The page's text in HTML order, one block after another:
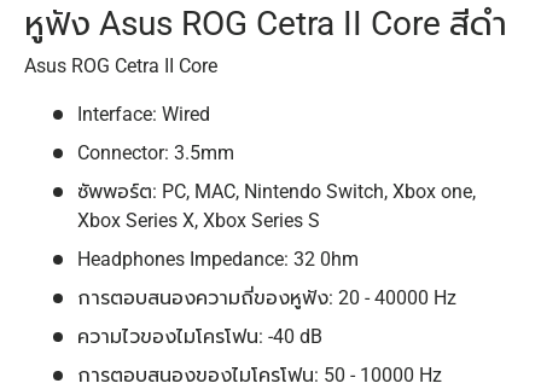
หูฟัง Asus ROG Cetra II Core สีดำ
Asus ROG Cetra II Core
Interface: Wired
Connector: 3.5mm
ซัพพอร์ต: PC, MAC, Nintendo Switch, Xbox one,
Xbox Series X, Xbox Series S
Headphones Impedance: 32 0hm
การตอบสนองความถี่ของหูฟัง: 20 - 40000 Hz
ความไวของไมโครโฟน: -40 dB
การตอบสนองของไมโครโฟน: 50 - 10000 Hz